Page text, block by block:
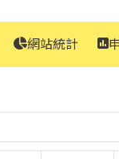
網站統計